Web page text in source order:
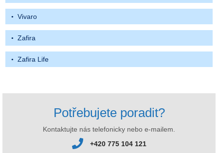
Vivaro
Zafira
Zafira Life
Potřebujete poradit?
Kontaktujte nás telefonicky nebo e-mailem.
+420 775 104 121